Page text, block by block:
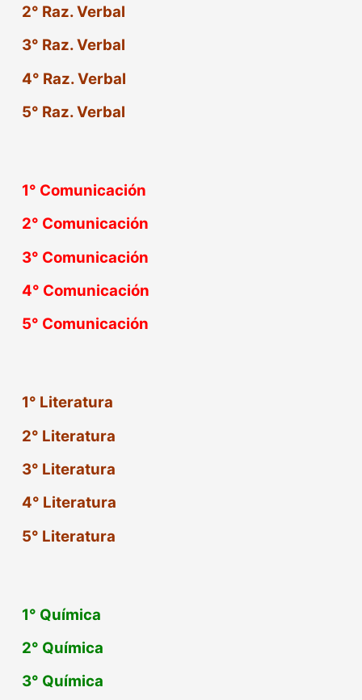
2° Raz. Verbal
3° Raz. Verbal
4° Raz. Verbal
5° Raz. Verbal
1° Comunicación
2° Comunicación
3° Comunicación
4° Comunicación
5° Comunicación
1° Literatura
2° Literatura
3° Literatura
4° Literatura
5° Literatura
1° Química
2° Química
3° Química